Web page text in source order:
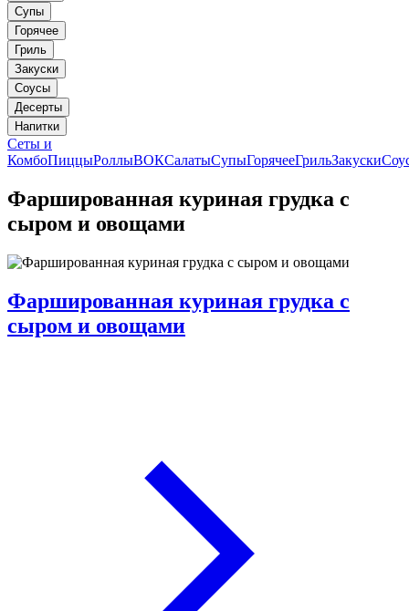
Супы
Горячее
Гриль
Закуски
Соусы
Десерты
Напитки
Сеты и
КомбоПиццыРоллыВОКСалатыСупыГорячееГрильЗакуски
Фаршированная куриная грудка с
сыром и овощами
Фаршированная куриная грудка с
сыром и овощами